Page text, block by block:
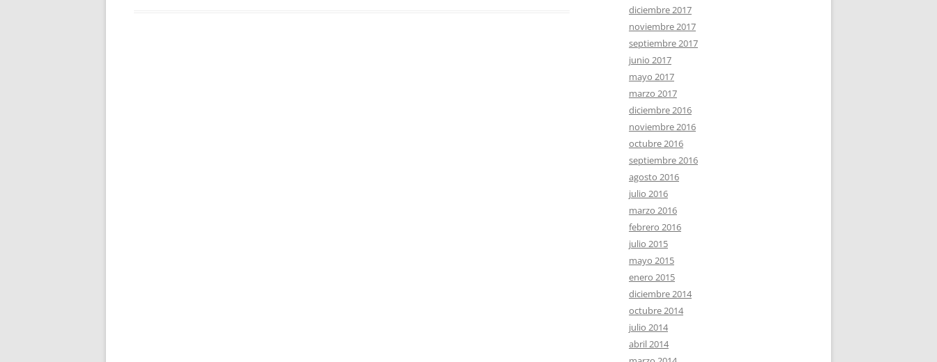
diciembre 2017
noviembre 2017
septiembre 2017
junio 2017
mayo 2017
marzo 2017
diciembre 2016
noviembre 2016
octubre 2016
septiembre 2016
agosto 2016
julio 2016
marzo 2016
febrero 2016
julio 2015
mayo 2015
enero 2015
diciembre 2014
octubre 2014
julio 2014
abril 2014